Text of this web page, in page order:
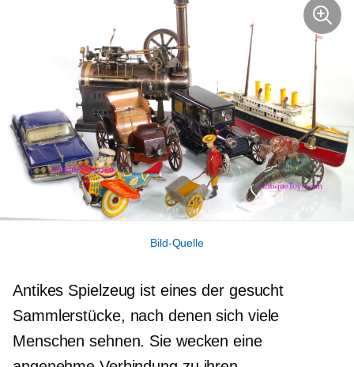
Bild-Quelle
Antikes Spielzeug ist eines der gesucht
Sammlerstücke, nach denen sich viele
Menschen sehnen. Sie wecken eine